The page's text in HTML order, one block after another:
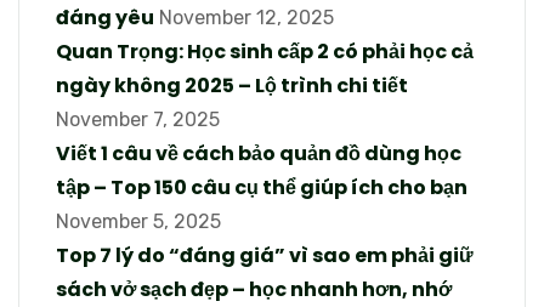
đáng yêu November 12, 2025
Quan Trọng: Học sinh cấp 2 có phải học cả
ngày không 2025 – Lộ trình chi tiết
November 7, 2025
Viết 1 câu về cách bảo quản đồ dùng học
tập – Top 150 câu cụ thể giúp ích cho bạn
November 5, 2025
Top 7 lý do “đáng giá” vì sao em phải giữ
sách vở sạch đẹp – học nhanh hơn, nhớ